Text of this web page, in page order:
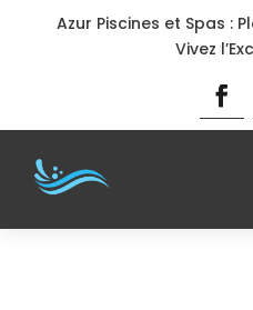
Azur Piscines et Spas :
Vivez